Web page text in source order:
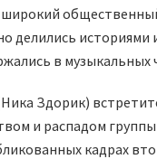
делились
в музыкальных
Здорик)
и распадом
кадрах